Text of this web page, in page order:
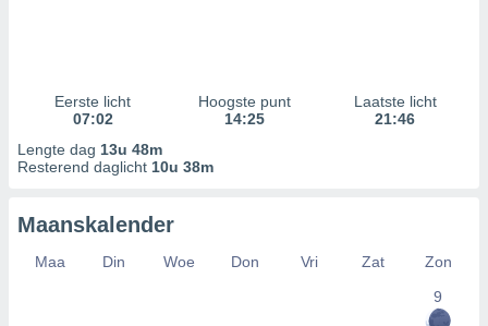
Eerste licht
07:02
Hoogste punt
14:25
Laatste licht
21:46
Lengte dag 13u 48m
Resterend daglicht 10u 38m
Maanskalender
Maa Din Woe Don Vri Zat
Zon
9